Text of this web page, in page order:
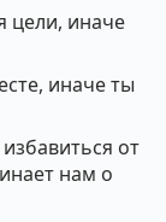
цели, иначе
иначе ты
от
нам о